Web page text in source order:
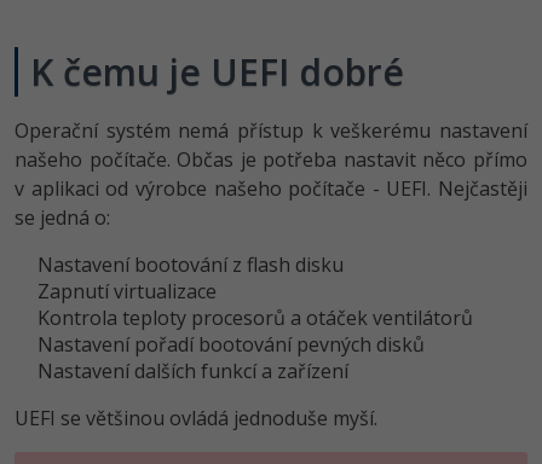
Best practices
Databázový analytik
Copywriter
WordPress specialista
SEO specialista
Návrh SW -80%
Algoritmy -41%
Umělá inteligence (AI) -10%
Pro děti
Více
Fórum
Google Dokumenty
Time management
Linux
Sítě
Kybernetická bezpečnost
Elektronický podpis
Ostatní
K čemu je UEFI dobré
Operační systém nemá přístup k veškerému nastavení
našeho počítače. Občas je potřeba nastavit něco přímo
v aplikaci od výrobce našeho počítače - UEFI. Nejčastěji
se jedná o:
Nastavení bootování z flash disku
Zapnutí virtualizace
Kontrola teploty procesorů a otáček ventilátorů
Nastavení pořadí bootování pevných disků
Nastavení dalších funkcí a zařízení
UEFI se většinou ovládá jednoduše myší.